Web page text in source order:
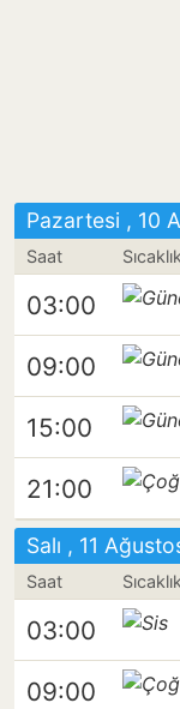
Pazartesi , 10
Saat
03:00
09:00
15:00
21:00
Salı , 11
Saat
03:00
09:00